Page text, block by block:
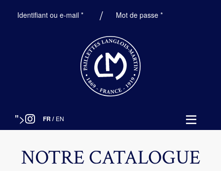
Identifiant ou e-mail *ObligatoireMot de passe*Obligatoire
"> FR / EN
NOTRE CATALOGUE